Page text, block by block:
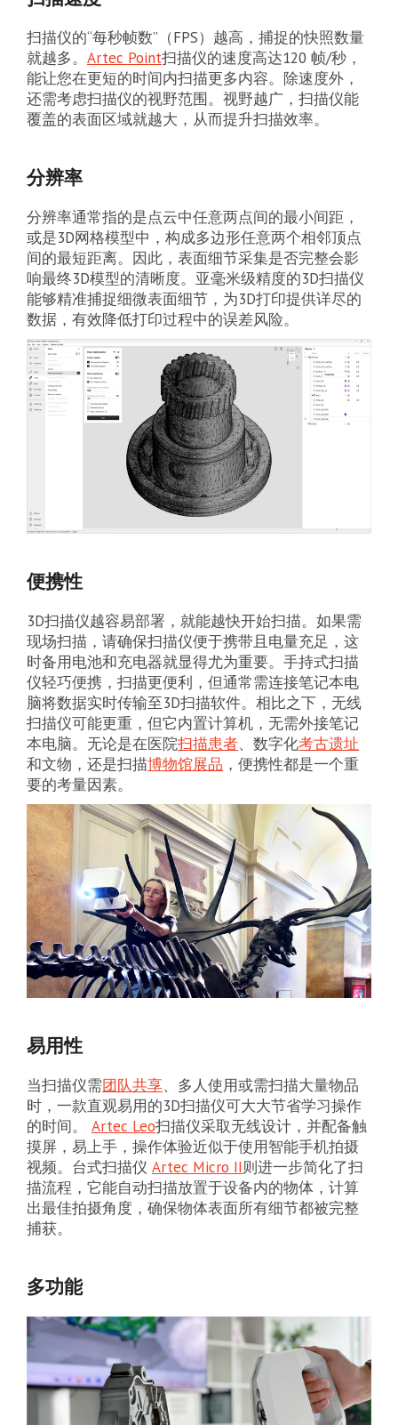
扫描仪的“每秒帧数”（FPS）越高，捕捉的快照数量
就越多。 Artec Point扫描仪的速度高达120 帧/秒，
能让您在更短的时间内扫描更多内容。除速度外，
还需考虑扫描仪的视野范围。视野越广，扫描仪能
覆盖的表面区域就越大，从而提升扫描效率。
分辨率
分辨率通常指的是点云中任意两点间的最小间距，
或是3D网格模型中，构成多边形任意两个相邻顶点
间的最短距离。因此，表面细节采集是否完整会影
响最终3D模型的清晰度。亚毫米级精度的3D扫描仪
能够精准捕捉细微表面细节，为3D打印提供详尽的
数据，有效降低打印过程中的误差风险。
便携性
3D扫描仪越容易部署，就能越快开始扫描。如果需
现场扫描，请确保扫描仪便于携带且电量充足，这
时备用电池和充电器就显得尤为重要。手持式扫描
仪轻巧便携，扫描更便利，但通常需连接笔记本电
脑将数据实时传输至3D扫描软件。相比之下，无线
扫描仪可能更重，但它内置计算机，无需外接笔记
本电脑。无论是在医院扫描患者、数字化考古遗址
和文物，还是扫描博物馆展品 ，便携性都是一个重
要的考量因素。
易用性
当扫描仪需团队共享、多人使用或需扫描大量物品
时，一款直观易用的3D扫描仪可大大节省学习操作
的时间。 Artec Leo扫描仪采取无线设计，并配备触
摸屏，易上手，操作体验近似于使用智能手机拍摄
视频。台式扫描仪 Artec Micro II则进一步简化了扫
描流程，它能自动扫描放置于设备内的物体，计算
出最佳拍摄角度，确保物体表面所有细节都被完整
捕获。
多功能